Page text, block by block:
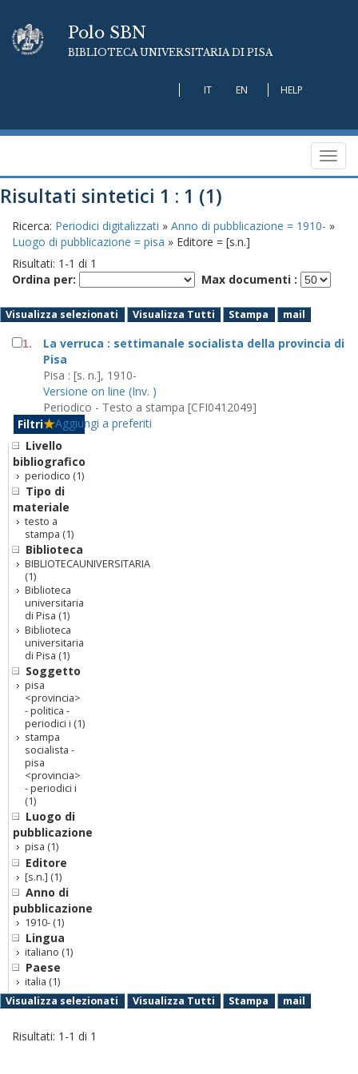
Polo SBN
BIBLIOTECA UNIVERSITARIA DI PISA
IT EN HELP
Risultati sintetici 1 : 1 (1)
Ricerca: Periodici digitalizzati » Anno di pubblicazione = 1910- »
Luogo di pubblicazione = pisa » Editore = [s.n.]
Risultati: 1 -1 di 1
Ordina per:
Max documenti :
Visualizza selezionati Visualizza Tutti Stampa mail
1.
La verruca : settimanale socialista della provincia di
Pisa
Pisa : [s. n.], 1910-
Versione on line (Inv. )
Periodico - Testo a stampa [CFI0412049]
Aggiungi a preferiti
Filtri
Livello
bibliografico
periodico (1)
Tipo di
materiale
testo a
stampa (1)
Biblioteca
BIBLIOTECAUNIVERSITARIA
(1)
Biblioteca
universitaria
di Pisa (1)
Biblioteca
universitaria
di Pisa (1)
Soggetto
pisa
<provincia>
- politica -
periodici i (1)
stampa
socialista -
pisa
<provincia>
- periodici i
(1)
Luogo di
pubblicazione
pisa (1)
Editore
[s.n.] (1)
Anno di
pubblicazione
1910- (1)
Lingua
italiano (1)
Paese
italia (1)
Visualizza selezionati
Visualizza Tutti Stampa mail
Risultati: 1 -1 di 1